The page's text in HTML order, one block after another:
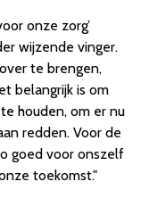
onze zorg’
wijzende vinger.
te brengen,
belangrijk is om
houden, om er nu
redden. Voor de
goed voor onszelf
toekomst."